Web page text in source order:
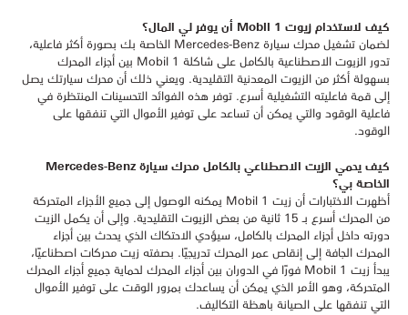
كيف لاستخدام زيوت Mobil 1 أن يوفر لي المال؟
لضمان تشغيل محرك سيارة Mercedes-Benz الخاصة بك بصورة أكثر فاعلية،
تدور الزيوت الاصطناعية بالكامل على شاكلة Mobil 1 بين أجزاء المحرك
بسهولة أكثر من الزيوت المعدنية التقليدية. ويعني ذلك أن محرك سيارتك يصل
إلى قمة فاعليته التشغيلية أسرع. توفر هذه الفوائد التحسينات المنتظرة في
فاعلية الوقود والتي يمكن أن تساعد على توفير الأموال التي تنفقها على
الوقود.
كيف يحمي الزيت الاصطناعي بالكامل محرك سيارة Mercedes-Benz
الخاصة بي؟
أظهرت الاختبارات أن زيت Mobil 1 يمكنه الوصول إلى جميع الأجزاء المتحركة
من المحرك أسرع بـ 15 ثانية من بعض الزيوت التقليدية. وإلى أن يكمل الزيت
دورته داخل أجزاء المحرك بالكامل، سيؤدي الاحتكاك الذي يحدث بين أجزاء
المحرك الجافة إلى إنقاص عمر المحرك تدريجيًا. بصفته زيت محركات اصطناعيًا،
يبدأ زيت Mobil 1 فورًا في الدوران بين أجزاء المحرك لحماية جميع أجزاء المحرك
المتحركة، وهو الأمر الذي يمكن أن يساعدك بمرور الوقت على توفير الأموال
التي تنفقها على الصيانة باهظة التكاليف.